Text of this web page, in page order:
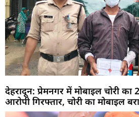
देहरादून: प्रेमनगर में मोबाइल चोरी
आरोपी गिरफ्तार, चोरी का मोबाइल